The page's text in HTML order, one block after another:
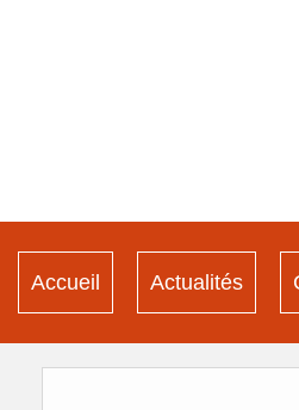
Accueil Actualités